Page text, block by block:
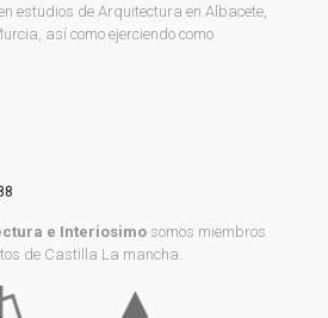
estudios de Arquitectura en Albacete,
así como ejerciendo como
e Interiosimo somos miembros
de Castilla La mancha.